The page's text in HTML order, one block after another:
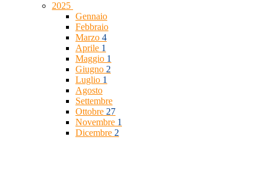
2025
Gennaio
Febbraio
Marzo 4
Aprile 1
Maggio 1
Giugno 2
Luglio 1
Agosto
Settembre
Ottobre 27
Novembre 1
Dicembre 2